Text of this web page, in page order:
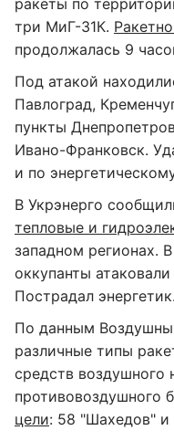
ракеты по
три МиГ-31К.
продолжалась 9
Под атакой
Павлоград,
пункты
Ивано-Франковск.
и по
В Укрэнерго
тепловые и
западном регионах.
оккупанты
Пострадал энергетик.
По данным
различные типы
средств воздушного
противовоздушного
цели: 58 "Шахедов" и